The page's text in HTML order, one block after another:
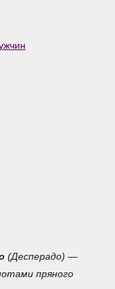
(Десперадо) —
пряного